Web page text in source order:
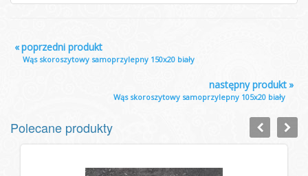
«poprzedni produkt
Wąs skoroszytowy samoprzylepny 150x20 biały
»
następny produkt
Wąs skoroszytowy samoprzylepny 105x20 biały
Polecane produkty